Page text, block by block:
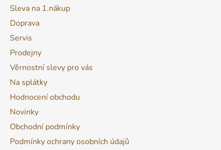
Sleva na 1.nákup
Doprava
Servis
Prodejny
Věrnostní slevy pro vás
Na splátky
Hodnocení obchodu
Novinky
Obchodní podmínky
Podmínky ochrany osobních údajů